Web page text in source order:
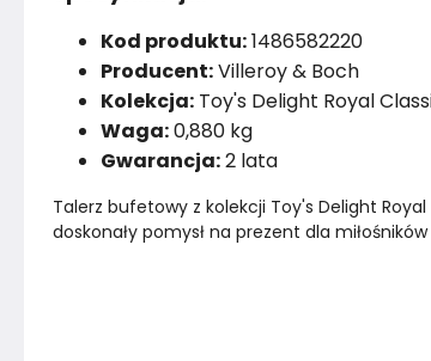
Kod produktu:1486582220
Producent:Villeroy & Boch
Kolekcja: Toy's Delight Royal
Waga:0,880 kg
Gwarancja:2 lata
Talerz bufetowy z kolekcji Toy's Delight
doskonały pomysł na prezent dla